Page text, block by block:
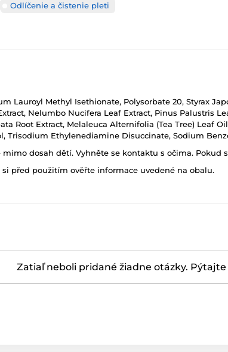
Odlíčenie a čistenie pleti
Lauroyl Methyl Isethionate, Polysorbate 20, Styrax
Nelumbo Nucifera Leaf Extract, Pinus Palustris
Root Extract, Melaleuca Alternifolia (Tea Tree) Leaf
Trisodium Ethylenediamine Disuccinate, Sodium
dosah dětí. Vyhněte se kontaktu s očima.
před použitím ověřte informace uvedené na obalu.
Zatiaľ neboli pridané žiadne otázky. Pýtajte